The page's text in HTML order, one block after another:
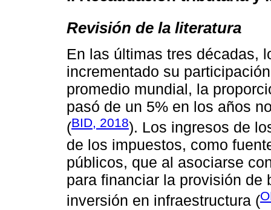
Revisión de la literatura
En las últimas tres décadas,
incrementado su
promedio mundial, la
pasó de un 5% en los años
(BID, 2018). Los ingresos de
de los impuestos, como
públicos, que al asociarse
para financiar la provisión
inversión en infraestructura (